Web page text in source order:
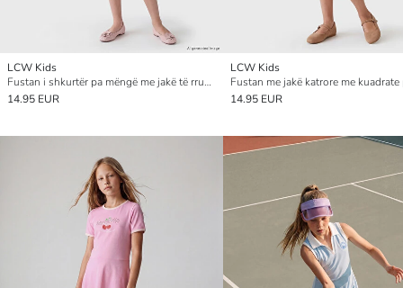
LCW Kids
Fustan i shkurtër pa mëngë me jakë të rrumbullakët dhe fjongo për vajza
14.95 EUR
LCW Kids
14.95 EUR